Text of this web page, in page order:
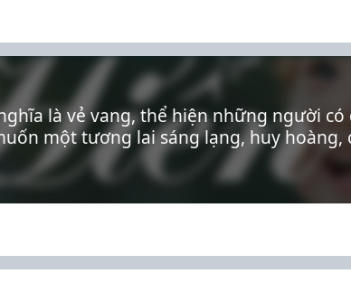
là vẻ vang, thể hiện những người
một tương lai sáng lạng, huy